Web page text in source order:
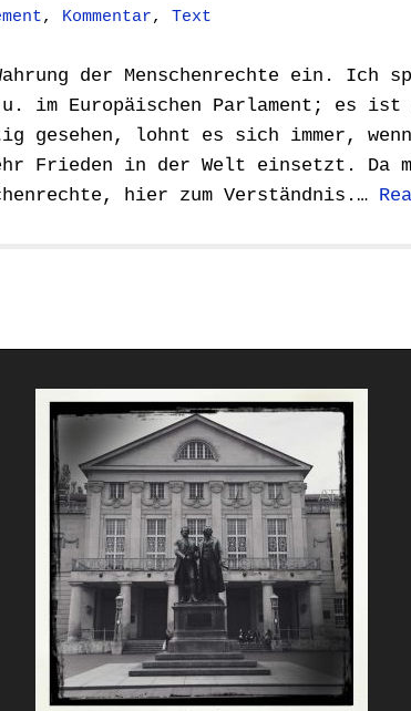
, Kommentar, Text
der Menschenrechte ein. Ich
im Europäischen Parlament; es ist
gesehen, lohnt es sich immer,
Frieden in der Welt einsetzt. Da
hier zum Verständnis.…